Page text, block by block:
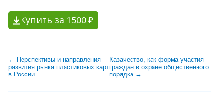
Купить за 1500 ₽
← Перспективы и направления
развития рынка пластиковых карт
в России
Казачество, как форма участия
граждан в охране общественного
порядка →